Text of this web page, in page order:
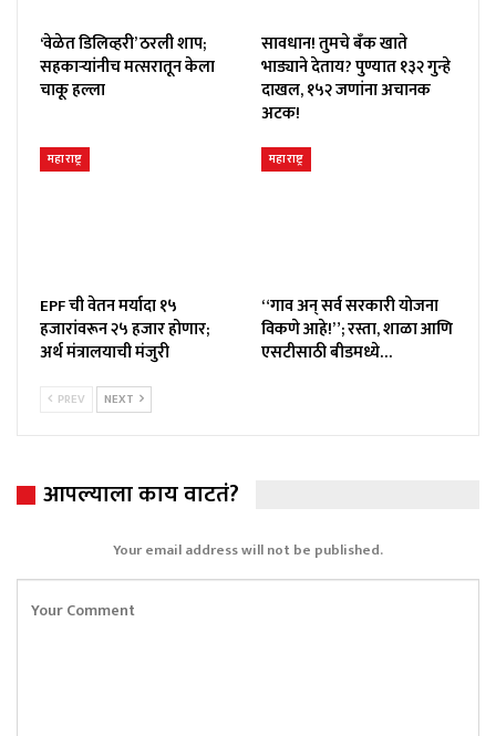
‘वेळेत डिलिव्हरी’ ठरली शाप;
सहकाऱ्यांनीच मत्सरातून केला
चाकू हल्ला
सावधान! तुमचे बँक खाते
भाड्याने देताय? पुण्यात १३२ गुन्हे
दाखल, १५२ जणांना अचानक
अटक!
महाराष्ट्र
EPF ची वेतन मर्यादा १५
हजारांवरून २५ हजार होणार;
अर्थ मंत्रालयाची मंजुरी
महाराष्ट्र
“गाव अन् सर्व सरकारी योजना
विकणे आहे!”; रस्ता, शाळा आणि
एसटीसाठी बीडमध्ये…
PREV NEXT
आपल्याला काय वाटतं?
Your email address will not be published.